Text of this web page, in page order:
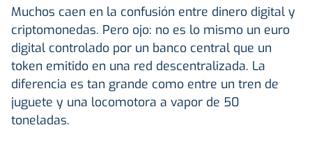
Muchos caen en la confusión entre dinero digital y
criptomonedas. Pero ojo: no es lo mismo un euro
digital controlado por un banco central que un
token emitido en una red descentralizada. La
diferencia es tan grande como entre un tren de
juguete y una locomotora a vapor de 50
toneladas.